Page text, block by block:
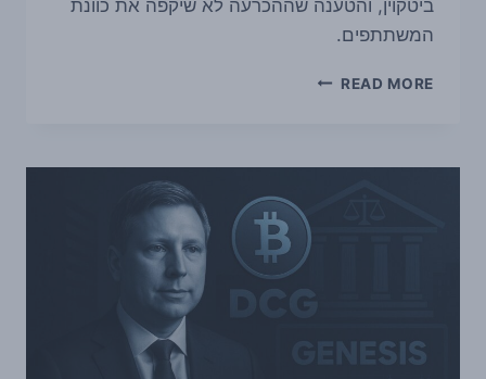
ביטקוין, והטענה שההכרעה לא שיקפה את כוונת
המשתתפים.
READ MORE שני
POLYMARKET
הכרעה
שנויה
במחלוקת